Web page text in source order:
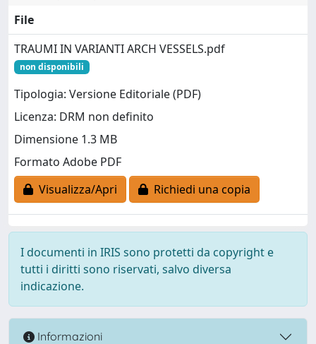
File
TRAUMI IN VARIANTI ARCH VESSELS.pdf
non disponibili
Tipologia: Versione Editoriale (PDF)
Licenza: DRM non definito
Dimensione 1.3 MB
Formato Adobe PDF
Visualizza/Apri
Richiedi una copia
I documenti in IRIS sono protetti da copyright e
tutti i diritti sono riservati, salvo diversa
indicazione.
Informazioni